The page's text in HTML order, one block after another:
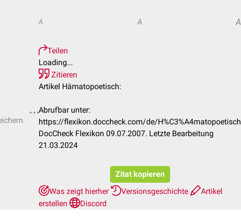
A A A
Teilen
Loading...
Zitieren
Artikel Hämatopoetisch:
Abrufbar unter:
https://flexikon.doccheck.com/de/H%C3%A4matopoetisch
DocCheck Flexikon 09.07.2007. Letzte Bearbeitung
21.03.2024
Zitat kopieren
Was zeigt hierher
Versionsgeschichte
Artikel
erstellen
Discord